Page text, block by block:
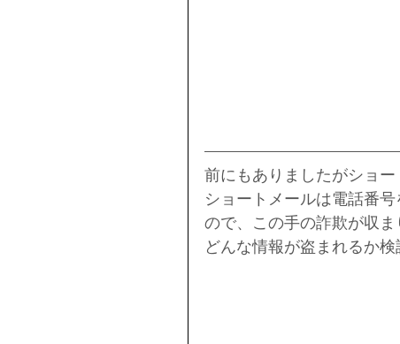
前にもありましたがショー
ショートメールは電話番
ので、この手の詐欺が収ま
どんな情報が盗まれるか検